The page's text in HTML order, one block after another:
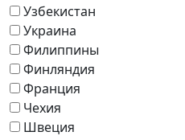
Узбекистан
Украина
Филиппины
Финляндия
Франция
Чехия
Швеция